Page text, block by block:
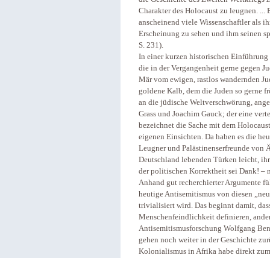
Charakter des Holocaust zu leugnen. ...
anscheinend viele Wissenschaftler als
Erscheinung zu sehen und ihm seinen
S. 231).
In einer kurzen historischen
die in der Vergangenheit gerne gegen
Mär vom ewigen, rastlos wandernden
goldene Kalb, dem die Juden so gerne
an die jüdische Weltverschwörung,
Grass und Joachim Gauck; der eine
bezeichnet die Sache mit dem
eigenen Einsichten. Da haben es die
Leugner und Palästinenserfreunde von
Deutschland lebenden Türken leicht,
der politischen Korrektheit sei Dank! –
Anhand gut recherchierter Argumente
heutige Antisemitismus von diesen
trivialisiert wird. Das beginnt damit,
Menschenfeindlichkeit definieren,
Antisemitismusforschung Wolfgang
gehen noch weiter in der Geschichte
Kolonialismus in Afrika habe direkt